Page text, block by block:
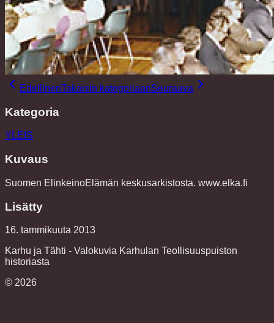
EdellinenTakaisin kategoriaanSeuraava
Kategoria
YLEIS
Kuvaus
Suomen ElinkeinoElämän keskusarkistosta. www.elka.fi
Lisätty
16. tammikuuta 2013
Karhu ja Tähti - Valokuvia Karhulan Teollisuuspuiston
historiasta
© 2026